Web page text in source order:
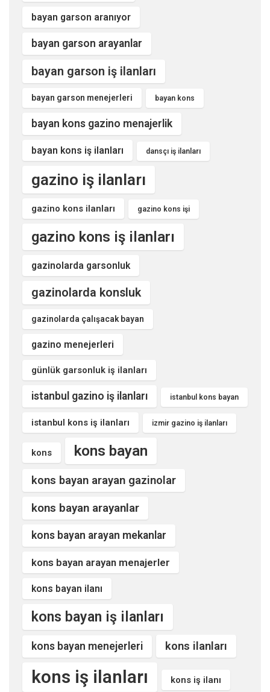
bayan garson aranıyor
bayan garson arayanlar
bayan garson iş ilanları
bayan garson menejerleri bayan kons
bayan kons gazino menajerlik
bayan kons iş ilanları dansçı iş ilanları
gazino iş ilanları
gazino kons ilanları gazino kons işi
gazino kons iş ilanları
gazinolarda garsonluk
gazinolarda konsluk
gazinolarda çalışacak bayan
gazino menejerleri
günlük garsonluk iş ilanları
istanbul gazino iş ilanları istanbul kons bayan
istanbul kons iş ilanları izmir gazino iş ilanları
kons kons bayan
kons bayan arayan gazinolar
kons bayan arayanlar
kons bayan arayan mekanlar
kons bayan arayan menajerler
kons bayan ilanı
kons bayan iş ilanları
kons bayan menejerleri kons ilanları
kons iş ilanları kons iş ilanı